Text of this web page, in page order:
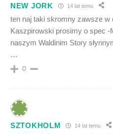
NEW JORK 14 lat temu
ten naj taki skromny zawsze w
Kaszpirowski prosimy o spec -
naszym Waldinim Story
…
0
SZTOKHOLM 14 lat temu